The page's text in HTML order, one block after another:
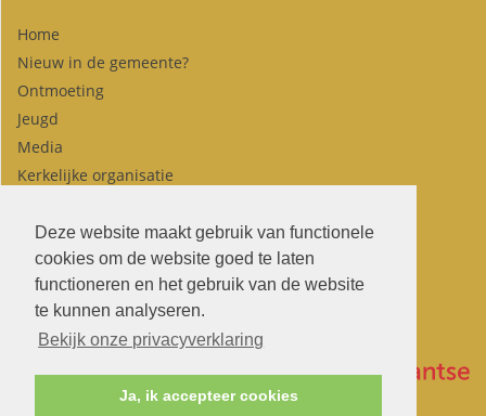
Deze website maakt gebruik van functionele
cookies om de website goed te laten
functioneren en het gebruik van de website
te kunnen analyseren.
Bekijk onze privacyverklaring
Ja, ik accepteer cookies
Home
Nieuw in de gemeente?
Ontmoeting
Jeugd
Media
Kerkelijke organisatie
Contact